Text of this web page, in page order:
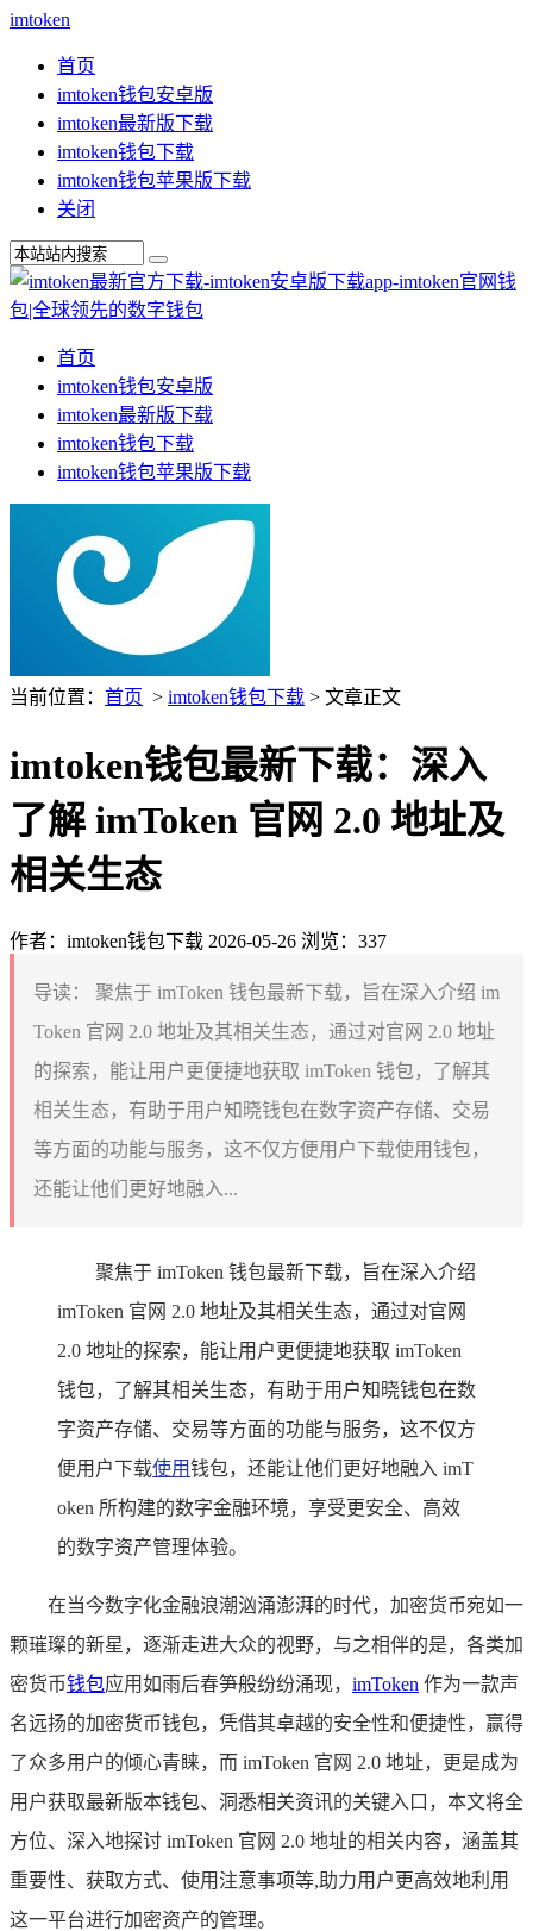
imtoken
首页
imtoken钱包安卓版
imtoken最新版下载
imtoken钱包下载
imtoken钱包苹果版下载
关闭
首页
imtoken钱包安卓版
imtoken最新版下载
imtoken钱包下载
imtoken钱包苹果版下载
当前位置： 首页 > imtoken钱包下载 > 文章正文
imtoken钱包最新下载：深入
了解 imToken 官网 2.0 地址及
相关生态
作者：imtoken钱包下载 2026-05-26 浏览：337
导读：
聚焦于 imToken 钱包最新下载，旨在深入介绍 im
Token 官网 2.0 地址及其相关生态，通过对官网 2.0 地址
的探索，能让用户更便捷地获取 imToken 钱包，了解其
相关生态，有助于用户知晓钱包在数字资产存储、交易
等方面的功能与服务，这不仅方便用户下载使用钱包，
还能让他们更好地融入...
聚焦于 imToken 钱包最新下载，旨在深入介绍
imToken 官网 2.0 地址及其相关生态，通过对官网
2.0 地址的探索，能让用户更便捷地获取 imToken
钱包，了解其相关生态，有助于用户知晓钱包在数
字资产存储、交易等方面的功能与服务，这不仅方
便用户下载使用钱包，还能让他们更好地融入 imT
oken 所构建的数字金融环境，享受更安全、高效
的数字资产管理体验。
在当今数字化金融浪潮汹涌澎湃的时代，加密货币宛如一
颗璀璨的新星，逐渐走进大众的视野，与之相伴的是，各类加
密货币钱包应用如雨后春笋般纷纷涌现， imToken 作为一款声
名远扬的加密货币钱包，凭借其卓越的安全性和便捷性，赢得
了众多用户的倾心青睐，而 imToken 官网 2.0 地址，更是成为
用户获取最新版本钱包、洞悉相关资讯的关键入口，本文将全
方位、深入地探讨 imToken 官网 2.0 地址的相关内容，涵盖其
重要性、获取方式、使用注意事项等,助力用户更高效地利用
这一平台进行加密资产的管理。